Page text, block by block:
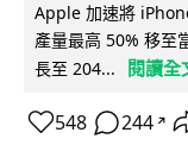
Apple 加速將
產量最高 50% 移至
長至 204...
閱讀全
548 244 ↗